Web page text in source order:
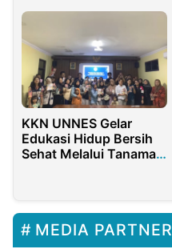
KKN UNNES Gelar
Edukasi Hidup Bersih
Sehat Melalui Tanaman
MEDIA PARTNER